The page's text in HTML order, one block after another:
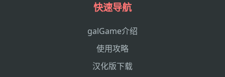
快速导航
galGame介绍
使用攻略
汉化版下载